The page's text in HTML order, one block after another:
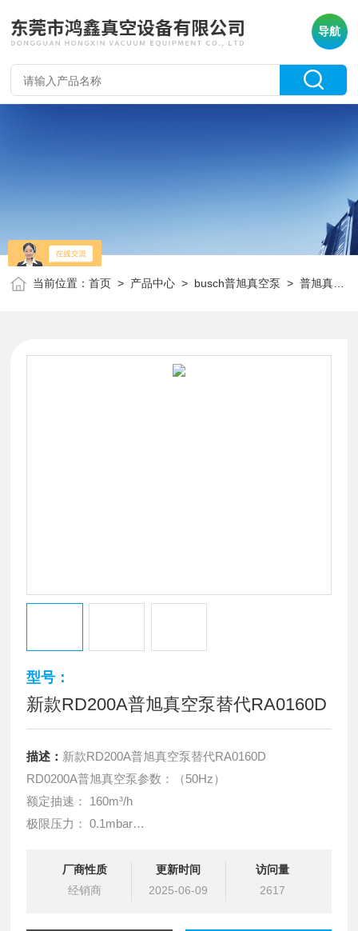
导航
当前位置：首页 > 产品中心 > busch普旭真空泵 >普旭真空泵
型号：
新款RD200A普旭真空泵替代RA0160D
描述： 新款RD200A普旭真空泵替代RA0160D
RD0200A普旭真空泵参数：（50Hz）
额定抽速： 160m³/h
极限压力： 0.1mbar
电压： 380V
电机额定转速： 1500r/min
厂商性质
经销商
更新时间
2025-06-09
访问量
2617